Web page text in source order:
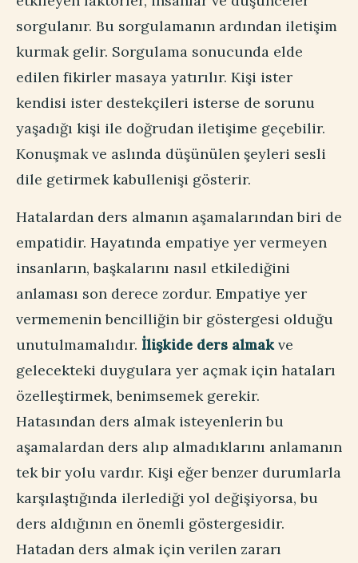
sorgulanır. Bu sorgulamanın ardından iletişim
kurmak gelir. Sorgulama sonucunda elde
edilen fikirler masaya yatırılır. Kişi ister
kendisi ister destekçileri isterse de sorunu
yaşadığı kişi ile doğrudan iletişime geçebilir.
Konuşmak ve aslında düşünülen şeyleri sesli
dile getirmek kabullenişi gösterir.
Hatalardan ders almanın aşamalarından biri de
empatidir. Hayatında empatiye yer vermeyen
insanların, başkalarını nasıl etkilediğini
anlaması son derece zordur. Empatiye yer
vermemenin bencilliğin bir göstergesi olduğu
unutulmamalıdır. İlişkide ders almak ve
gelecekteki duygulara yer açmak için hataları
özelleştirmek, benimsemek gerekir.
Hatasından ders almak isteyenlerin bu
aşamalardan ders alıp almadıklarını anlamanın
tek bir yolu vardır. Kişi eğer benzer durumlarla
karşılaştığında ilerlediği yol değişiyorsa, bu
ders aldığının en önemli göstergesidir.
Hatadan ders almak için verilen zararı